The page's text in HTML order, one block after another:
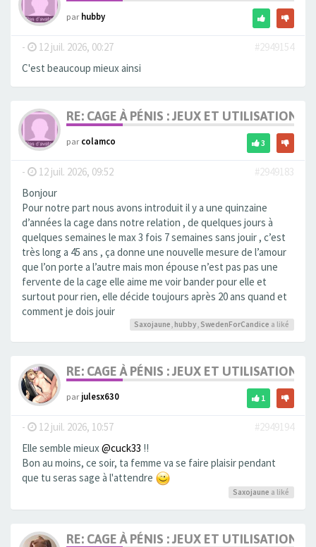
parhubby
- 12 juil. 2026, 00:27
#2949154
C'est beaucoup mieux ainsi
RE: CAGE À PÉNIS : JEUX ET UTILISATION,
parcolamco 3
- 12 juil. 2026, 09:52
#2949183
Bonjour
Pour notre part nous avons introduit il y a une quinzaine
d’années la cage dans notre relation , de quelques jours à
quelques semaines le max 3 fois 7 semaines sans jouir , c’est
très long a 45 ans , ça donne une nouvelle mesure de l’amour
que l’on porte a l’autre mais mon épouse n’est pas pas une
fervente de la cage elle aime me voir bander pour elle et
surtout pour rien, elle décide toujours après 20 ans quand et
comment je dois jouir
Saxojaune hubby SwedenForCandice a liké
RE: CAGE À PÉNIS : JEUX ET UTILISATION,
parjulesx630 1
- 12 juil. 2026, 10:57
#2949194
Elle semble mieux@cuck33 !!
Bon au moins, ce soir, ta femme va se faire plaisir pendant
que tu seras sage à l'attendre
Saxojaune a liké
RE: CAGE À PÉNIS : JEUX ET UTILISATION,